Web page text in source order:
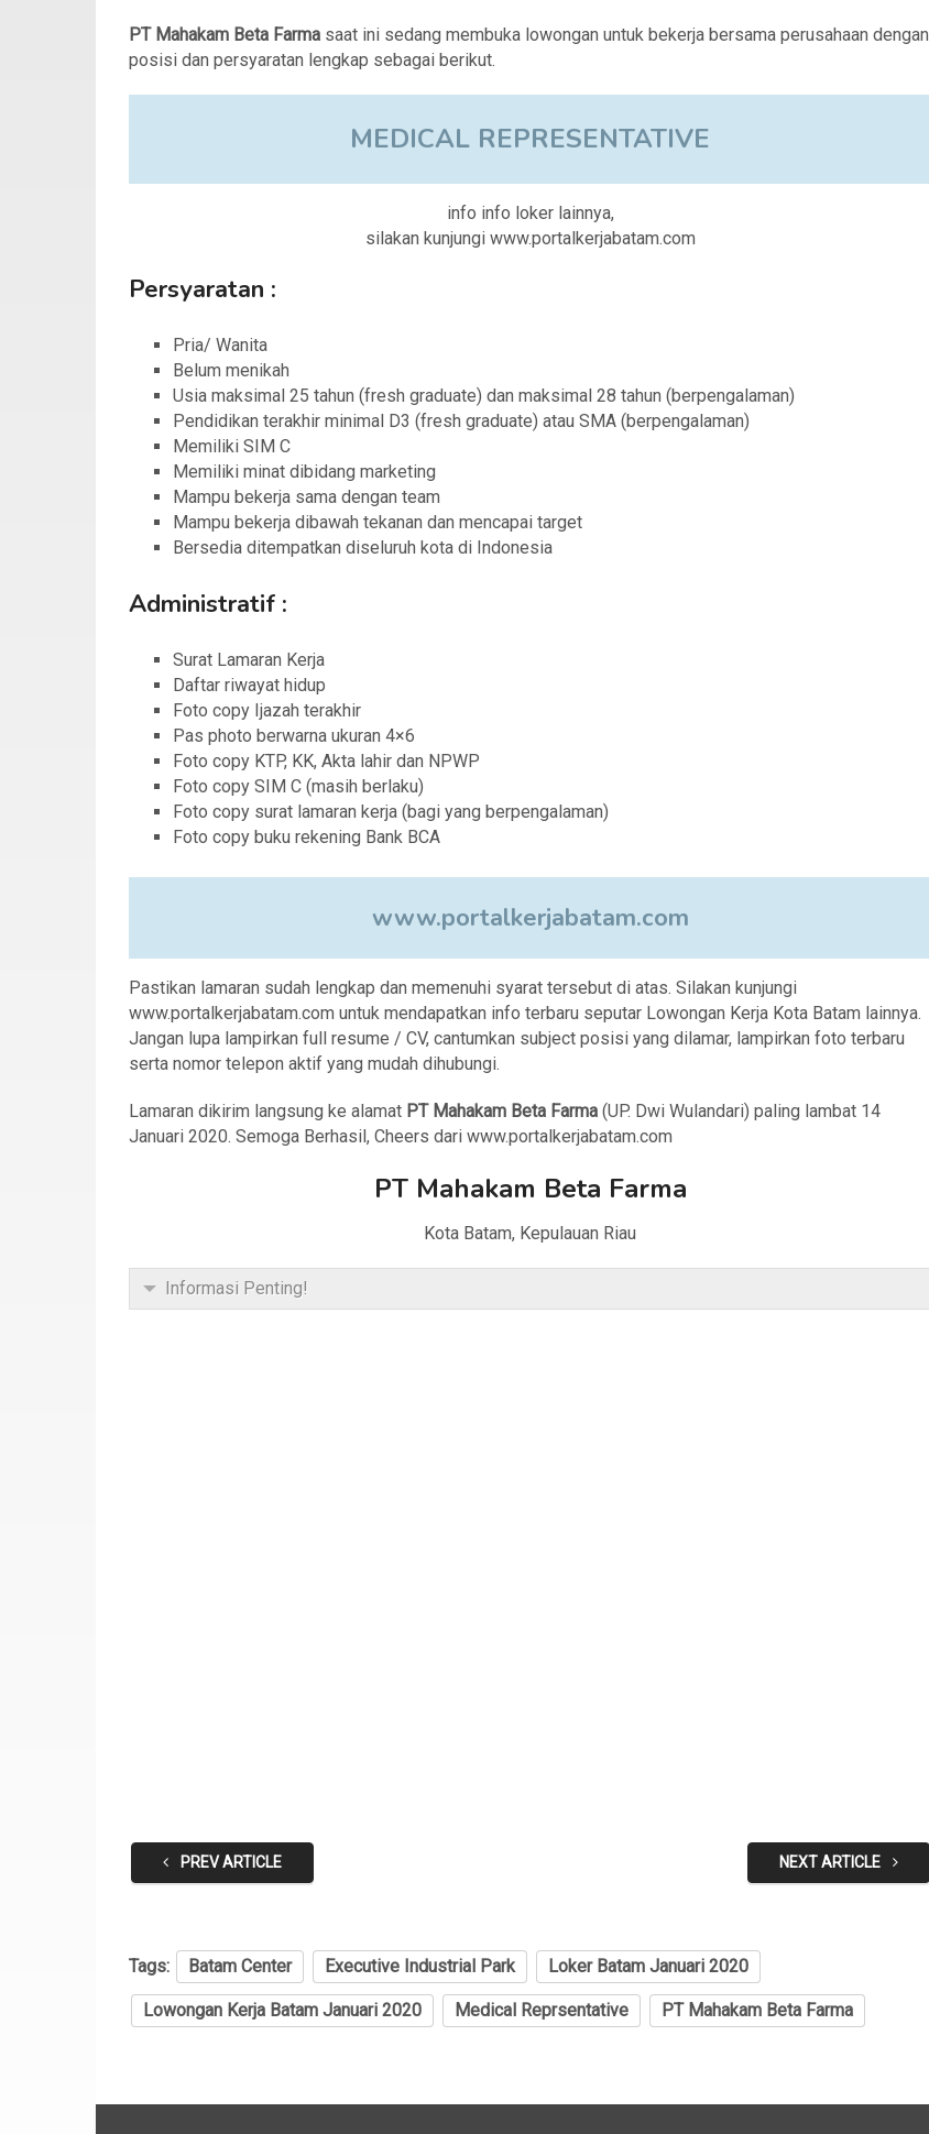
PT Mahakam Beta Farma saat ini sedang membuka lowongan untuk bekerja bersama perusahaan dengan
posisi dan persyaratan lengkap sebagai berikut.
MEDICAL REPRESENTATIVE
info info loker lainnya,
silakan kunjungi www.portalkerjabatam.com
Persyaratan :
Pria/ Wanita
Belum menikah
Usia maksimal 25 tahun (fresh graduate) dan maksimal 28 tahun (berpengalaman)
Pendidikan terakhir minimal D3 (fresh graduate) atau SMA (berpengalaman)
Memiliki SIM C
Memiliki minat dibidang marketing
Mampu bekerja sama dengan team
Mampu bekerja dibawah tekanan dan mencapai target
Bersedia ditempatkan diseluruh kota di Indonesia
Administratif :
Surat Lamaran Kerja
Daftar riwayat hidup
Foto copy Ijazah terakhir
Pas photo berwarna ukuran 4×6
Foto copy KTP, KK, Akta lahir dan NPWP
Foto copy SIM C (masih berlaku)
Foto copy surat lamaran kerja (bagi yang berpengalaman)
Foto copy buku rekening Bank BCA
www.portalkerjabatam.com
Pastikan lamaran sudah lengkap dan memenuhi syarat tersebut di atas. Silakan kunjungi
www.portalkerjabatam.com untuk mendapatkan info terbaru seputar Lowongan Kerja Kota Batam lainnya.
Jangan lupa lampirkan full resume / CV, cantumkan subject posisi yang dilamar, lampirkan foto terbaru
serta nomor telepon aktif yang mudah dihubungi.
Lamaran dikirim langsung ke alamat PT Mahakam Beta Farma (UP. Dwi Wulandari) paling lambat 14
Januari 2020. Semoga Berhasil, Cheers dari www.portalkerjabatam.com
PT Mahakam Beta Farma
Kota Batam, Kepulauan Riau
Informasi Penting!
PREV ARTICLE NEXT ARTICLE
Tags: Batam Center Executive Industrial Park Loker Batam Januari 2020
Lowongan Kerja Batam Januari 2020 Medical Reprsentative PT Mahakam Beta Farma